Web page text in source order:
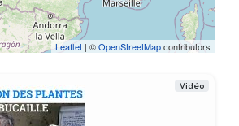
Leaflet | ©OpenStreetMapcontributors
Vidéo